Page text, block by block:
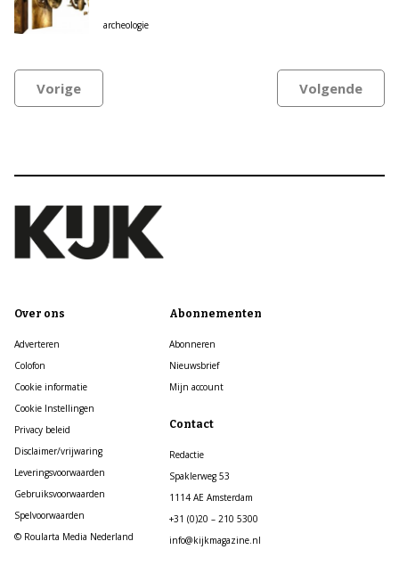
archeologie
Vorige Volgende
Over ons
Adverteren
Colofon
Cookie informatie
Cookie Instellingen
Privacy beleid
Disclaimer/vrijwaring
Leveringsvoorwaarden
Gebruiksvoorwaarden
Spelvoorwaarden
© Roularta Media Nederland
Abonnementen
Abonneren
Nieuwsbrief
Mijn account
Contact
Redactie
Spaklerweg 53
1114 AE Amsterdam
+31 (0)20 – 210 5300
info@kijkmagazine.nl